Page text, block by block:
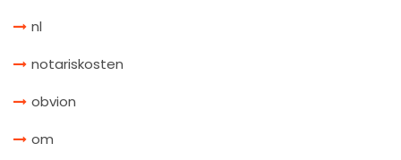
nl
notariskosten
obvion
om